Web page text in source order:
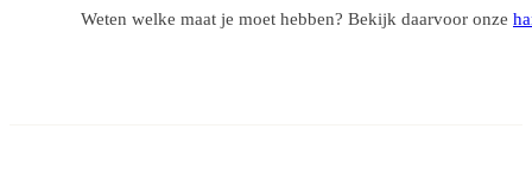
Weten welke maat je moet hebben? Bekijk daarvoor onze